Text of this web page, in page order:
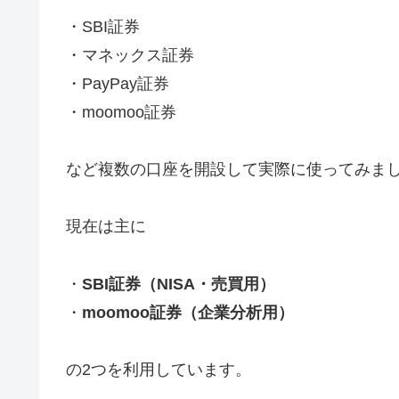
・SBI証券
・マネックス証券
・PayPay証券
・moomoo証券
など複数の口座を開設して実際に使ってみま
現在は主に
・ SBI証券（NISA・売買用）
・ moomoo証券（企業分析用）
の2つを利用しています。